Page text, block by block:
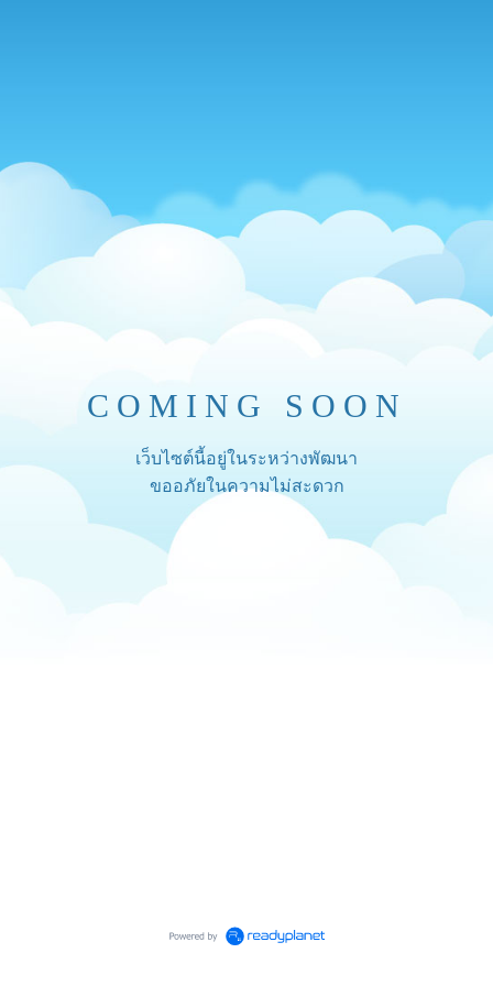
COMING SOON
เว็บไซต์นี้อยู่ในระหว่างพัฒนา
ขออภัยในความไม่สะดวก